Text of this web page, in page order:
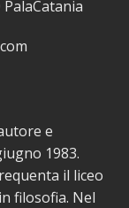
e
1983.
il liceo
filosofia. Nel